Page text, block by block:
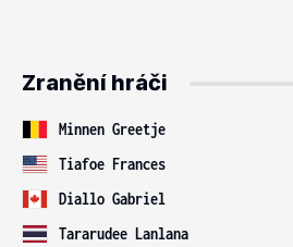
Zranění hráči
Minnen Greetje
Tiafoe Frances
Diallo Gabriel
Tararudee Lanlana